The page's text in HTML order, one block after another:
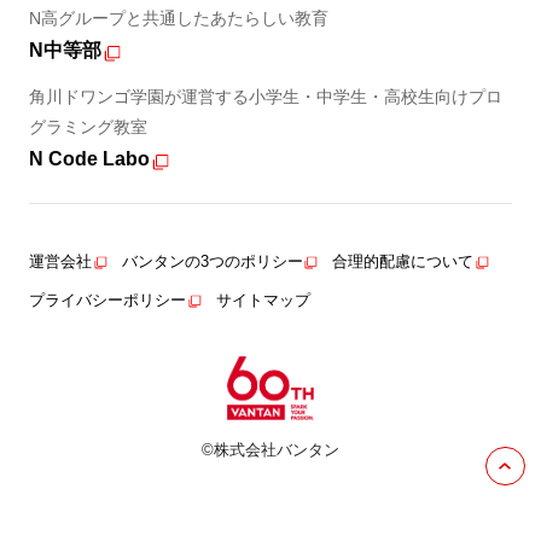
N高グループと共通したあたらしい教育
N中等部
角川ドワンゴ学園が運営する小学生・中学生・高校生向けプロ
グラミング教室
N Code Labo
運営会社 バンタンの3つのポリシー 合理的配慮について
プライバシーポリシー サイトマップ
©株式会社バンタン